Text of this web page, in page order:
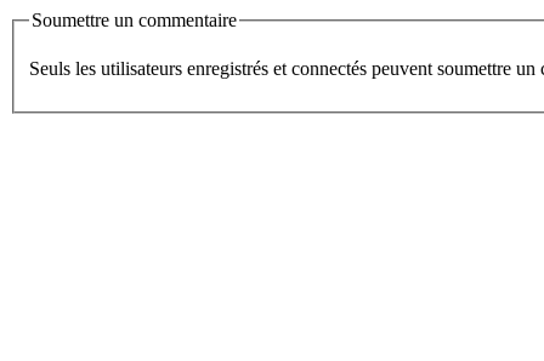
Soumettre un commentaire
Seuls les utilisateurs enregistrés et connectés peuvent soumettre un